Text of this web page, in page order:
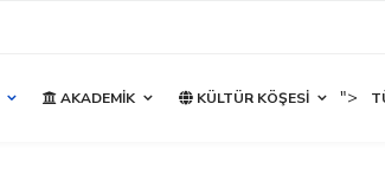
AKADEMIK KÜLTÜR KÖŞESI ">